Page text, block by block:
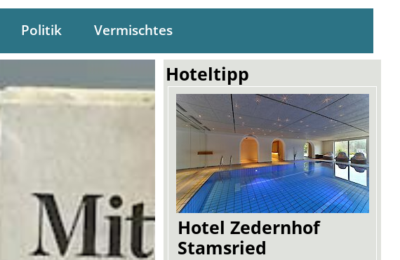
Hoteltipp
Hotel Zedernhof
Stamsried
Politik Vermischtes